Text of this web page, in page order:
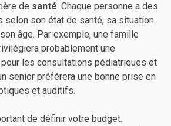
de santé. Chaque personne a des
son état de santé, sa situation
âge. Par exemple, une famille
probablement une
les consultations pédiatriques et
senior préférera une bonne prise en
et auditifs.
de définir votre budget.